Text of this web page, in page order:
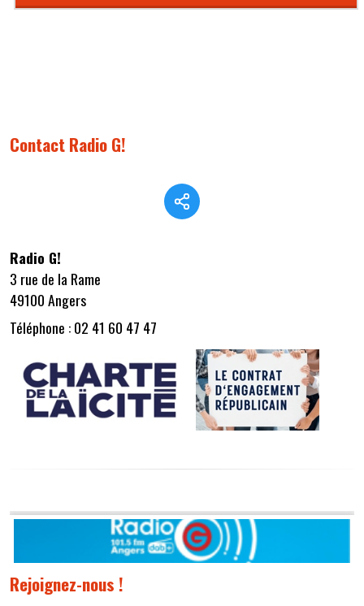
Contact Radio G!
Radio G!
3 rue de la Rame
49100 Angers
Téléphone : 02 41 60 47 47
Rejoignez-nous !